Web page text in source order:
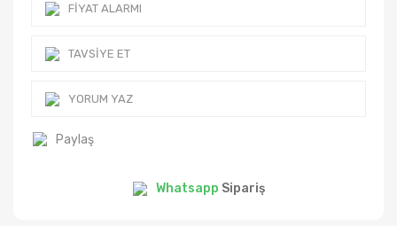
FIYAT ALARMI
TAVSIYE ET
YORUM YAZ
Paylaş
Whatsapp Sipariş